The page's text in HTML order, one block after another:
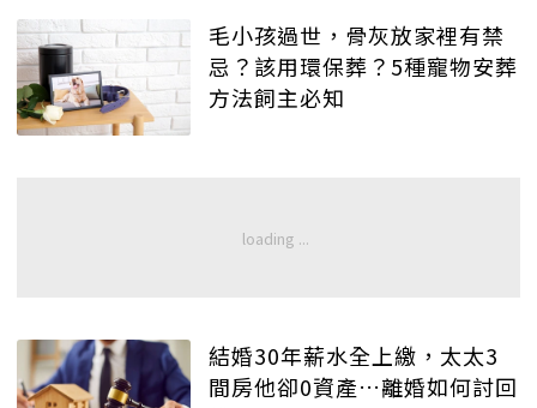
毛小孩過世，骨灰放家裡有禁
忌？該用環保葬？5種寵物安葬
方法飼主必知
結婚30年薪水全上繳，太太3
間房他卻0資產…離婚如何討回